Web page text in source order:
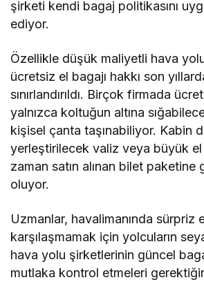
şirketi kendi bagaj politikasını
ediyor.
Özellikle düşük maliyetli hava
ücretsiz el bagajı hakkı son
sınırlandırıldı. Birçok firmada
yalnızca koltuğun altına
kişisel çanta taşınabiliyor. Kabin
yerleştirilecek valiz veya büyük el
zaman satın alınan bilet paketine
oluyor.
Uzmanlar, havalimanında sürpriz
karşılaşmamak için yolcuların
hava yolu şirketlerinin güncel
mutlaka kontrol etmeleri